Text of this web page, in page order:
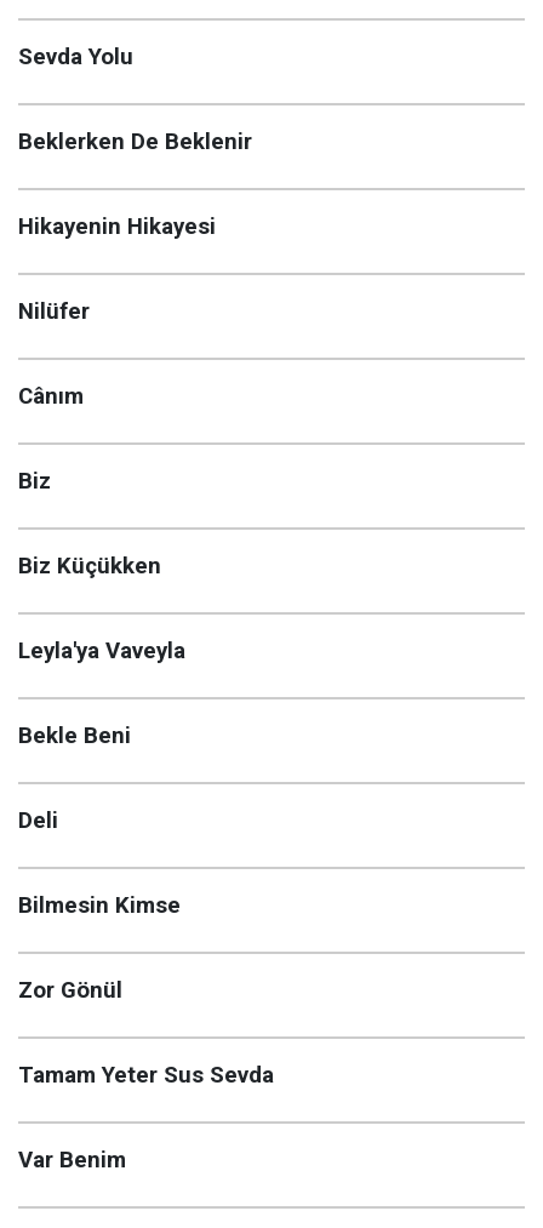
Sevda Yolu
Beklerken De Beklenir
Hikayenin Hikayesi
Nilüfer
Cânım
Biz
Biz Küçükken
Leyla'ya Vaveyla
Bekle Beni
Deli
Bilmesin Kimse
Zor Gönül
Tamam Yeter Sus Sevda
Var Benim